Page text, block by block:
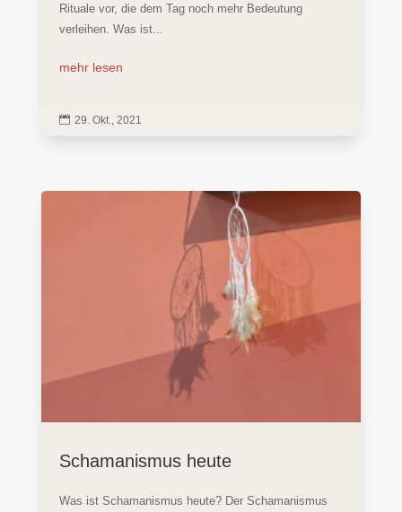
Rituale vor, die dem Tag noch mehr Bedeutung
verleihen. Was ist...
mehr lesen
 29. Okt., 2021
Schamanismus heute
Was ist Schamanismus heute? Der Schamanismus